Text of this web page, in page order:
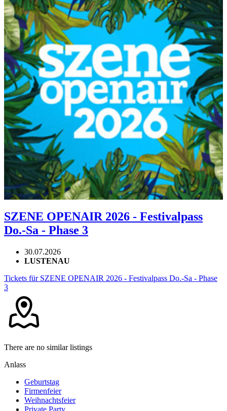
SZENE OPENAIR 2026 - Festivalpass
Do.-Sa - Phase 3
30.07.2026
LUSTENAU
Tickets für SZENE OPENAIR 2026 - Festivalpass Do.-Sa - Phase
3
There are no similar listings
Anlass
Geburtstag
Firmenfeier
Weihnachtsfeier
Private Party